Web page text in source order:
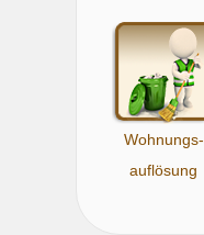
Wohnungs-
auflösung